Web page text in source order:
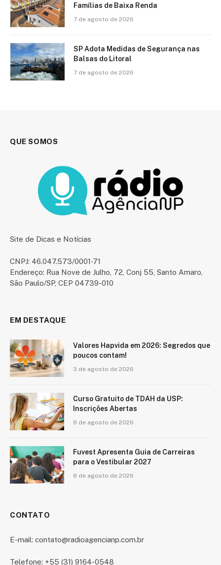
Famílias de Baixa Renda
7 de agosto de 2026
SP Adota Medidas de Segurança nas
Balsas do Litoral
7 de agosto de 2026
QUE SOMOS
Site de Dicas e Notícias
CNPJ: 46.047.573/0001-71
Endereço: Rua Nove de Julho, 72, Conj 55, Santo Amaro,
São Paulo/SP, CEP 04739-010
EM DESTAQUE
Valores Hapvida em 2026: Segredos que
poucos contam!
3 de agosto de 2026
Curso Gratuito de TDAH da USP:
Inscrições Abertas
8 de agosto de 2026
Fuvest Apresenta Guia de Carreiras
para o Vestibular 2027
8 de agosto de 2026
CONTATO
E-mail: contato@radioagencianp.com.br
Telefone: +55 (31) 9164-0548